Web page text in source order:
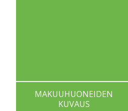
MAKUUHUONEIDEN
KUVAUS